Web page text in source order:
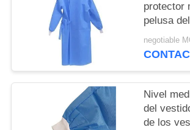
PRIVACY
POLICY
protector
pelusa
negotiable
Nivel
del
de los